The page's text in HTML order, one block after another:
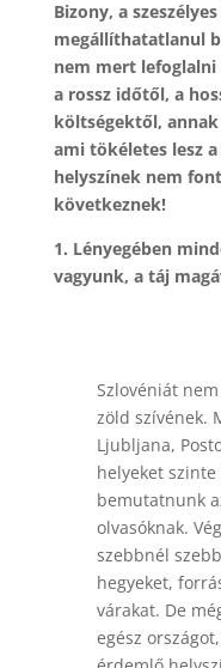
Bizony, a
megállíthatatlanul
nem mert
a rossz időtől, a
költségektől,
ami tökéletes lesz
helyszínek nem
következnek!
1. Lényegében
vagyunk, a táj
Szlovéniát
zöld szívének.
Ljubljana,
helyeket
bemutatnunk
olvasóknak.
szebbnél
hegyeket,
várakat. De
egész